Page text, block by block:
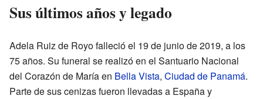
Sus últimos años y legado
Adela Ruiz de Royo falleció el 19 de junio de 2019, a los
75 años. Su funeral se realizó en el Santuario Nacional
del Corazón de María en Bella Vista, Ciudad de Panamá.
Parte de sus cenizas fueron llevadas a España y